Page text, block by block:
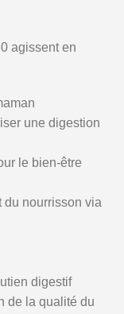
agissent en
une digestion
le bien-être
du nourrisson via
digestif
de la qualité du